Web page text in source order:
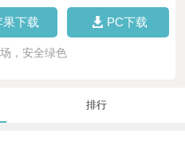
果下载 PC下载
，安全绿色
排行